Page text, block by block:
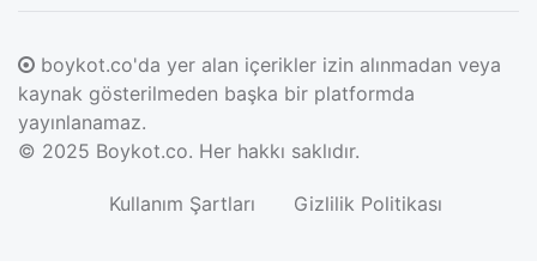
boykot.co'da yer alan içerikler izin alınmadan veya
kaynak gösterilmeden başka bir platformda
yayınlanamaz.
© 2025 Boykot.co. Her hakkı saklıdır.
Kullanım Şartları Gizlilik Politikası